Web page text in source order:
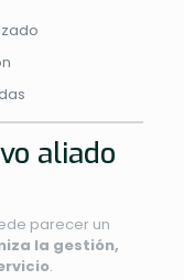
aliado
parecer un
la gestión,
.